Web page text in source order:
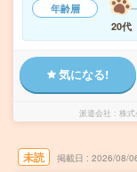
年齢層
20代
気になる!
派遣会社 株
未読 掲載日 2026/08/